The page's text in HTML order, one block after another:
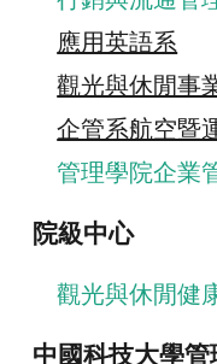
應用英語系
觀光與休閒事
企管系航空暨
管理學院企業
院級中心
觀光與休閒健
中國科技大學